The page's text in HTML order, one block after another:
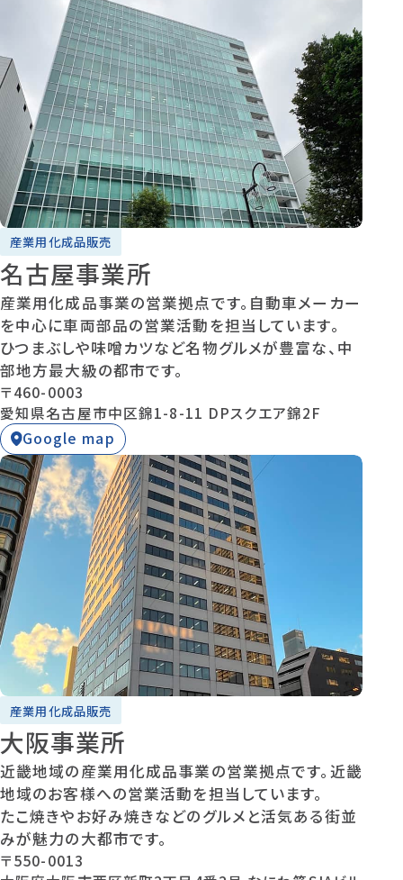
産業用化成品販売
名古屋事業所
産業用化成品事業の営業拠点です。自動車メーカー
を中心に車両部品の営業活動を担当しています。
ひつまぶしや味噌カツなど名物グルメが豊富な、中
部地方最大級の都市です。
〒460-0003
愛知県名古屋市中区錦1-8-11 DPスクエア錦2F
Google map
産業用化成品販売
大阪事業所
近畿地域の産業用化成品事業の営業拠点です。近畿
地域のお客様への営業活動を担当しています。
たこ焼きやお好み焼きなどのグルメと活気ある街並
みが魅力の大都市です。
〒550-0013